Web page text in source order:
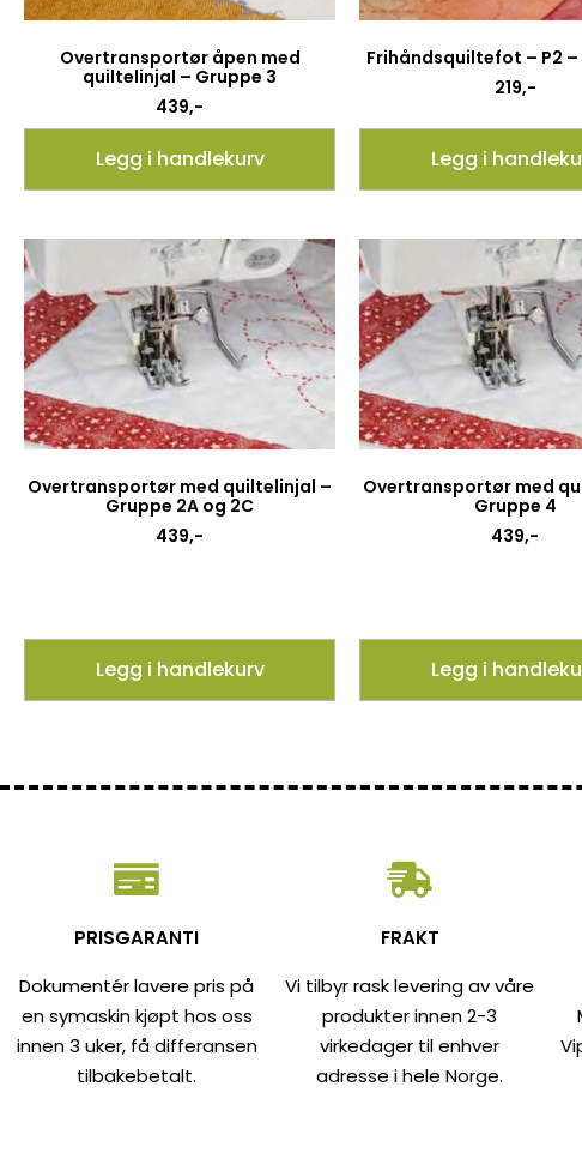
Overtransportør åpen med
quiltelinjal – Gruppe 3
439,-
Legg i handlekurv
Frihåndsquiltefot – P2 –
219,-
Legg i
Overtransportør med quiltelinjal –
Gruppe 2A og 2C
439,-
Legg i handlekurv
Overtransportør med
Gruppe 4
439,-
Legg i
PRISGARANTI
Dokumentér lavere pris på
en symaskin kjøpt hos oss
innen 3 uker, få differansen
tilbakebetalt.
FRAKT
Vi tilbyr rask levering av våre
produkter innen 2-3
virkedager til enhver
adresse i hele Norge.